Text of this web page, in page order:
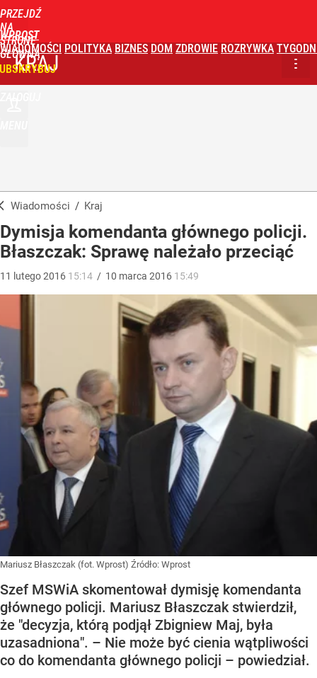
PRZEJDŹ
NA
STRONĘ
GŁÓWNĄ
WPROST
WIADOMOŚCI POLITYKA BIZNES DOM ZDROWIE ROZRYWKA
KRAJ
Wiadomości / Kraj
Dymisja komendanta głównego policji.
Błaszczak: Sprawę należało przeciąć
11 lutego2016 15:14 / 10 marca 2016 15:49
Mariusz Błaszczak (fot. Wprost) Źródło: Wprost
Szef MSWiA skomentował dymisję komendanta
głównego policji. Mariusz Błaszczak stwierdził,
że "decyzja, którą podjął Zbigniew Maj, była
uzasadniona". – Nie może być cienia wątpliwości
co do komendanta głównego policji – powiedział.